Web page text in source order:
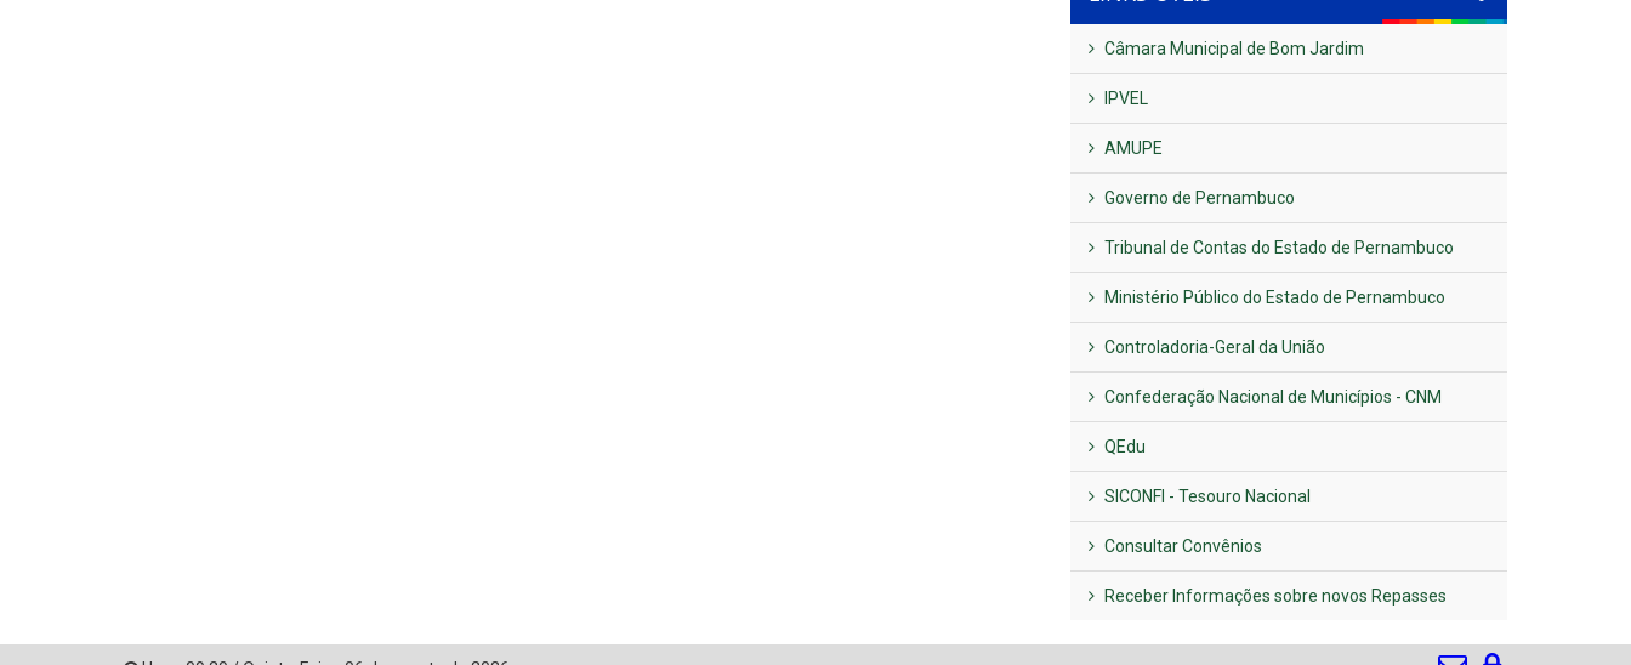
Câmara Municipal de Bom Jardim
IPVEL
AMUPE
Governo de Pernambuco
Tribunal de Contas do Estado de Pernambuco
Ministério Público do Estado de Pernambuco
Controladoria-Geral da União
Confederação Nacional de Municípios - CNM
QEdu
SICONFI - Tesouro Nacional
Consultar Convênios
Receber Informações sobre novos Repasses